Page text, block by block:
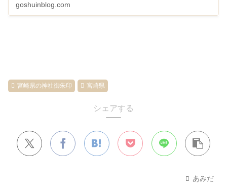
goshuinblog.com
宮崎県の神社御朱印 宮崎県
シェアする
あみだ